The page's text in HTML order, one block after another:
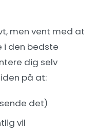
men vent med at
i den bedste
dig selv
på at:
det)
vil